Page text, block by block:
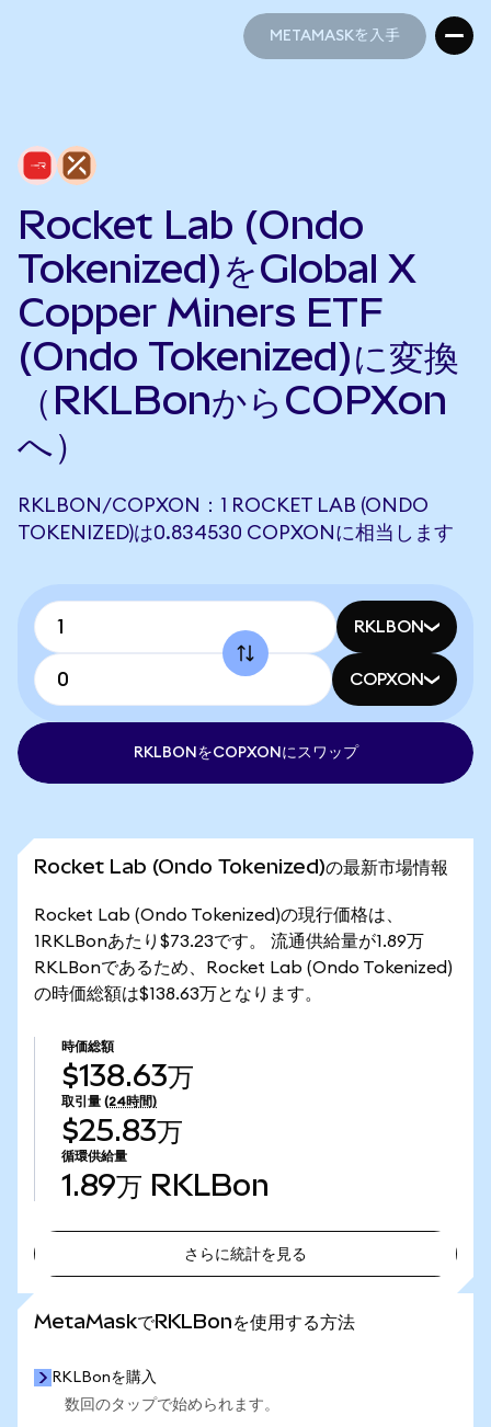
METAMASKを入手
Rocket Lab (Ondo
Tokenized)をGlobal X
Copper Miners ETF
(Ondo Tokenized)に変換
（RKLBonからCOPXon
へ）
RKLBON/COPXON：1 ROCKET LAB (ONDO
TOKENIZED)は0.834530 COPXONに相当します
RKLBON
COPXON
RKLBONをCOPXONにスワップ
Rocket Lab (Ondo Tokenized)の最新市場情報
Rocket Lab (Ondo Tokenized)の現行価格は、
1RKLBonあたり$73.23です。 流通供給量が1.89万
RKLBonであるため、Rocket Lab (Ondo Tokenized)
の時価総額は$138.63万となります。
時価総額
$138.63万
取引量 (24時間)
$25.83万
循環供給量
1.89万 RKLBon
さらに統計を見る
MetaMaskでRKLBonを使用する方法
RKLBonを購入
数回のタップで始められます。